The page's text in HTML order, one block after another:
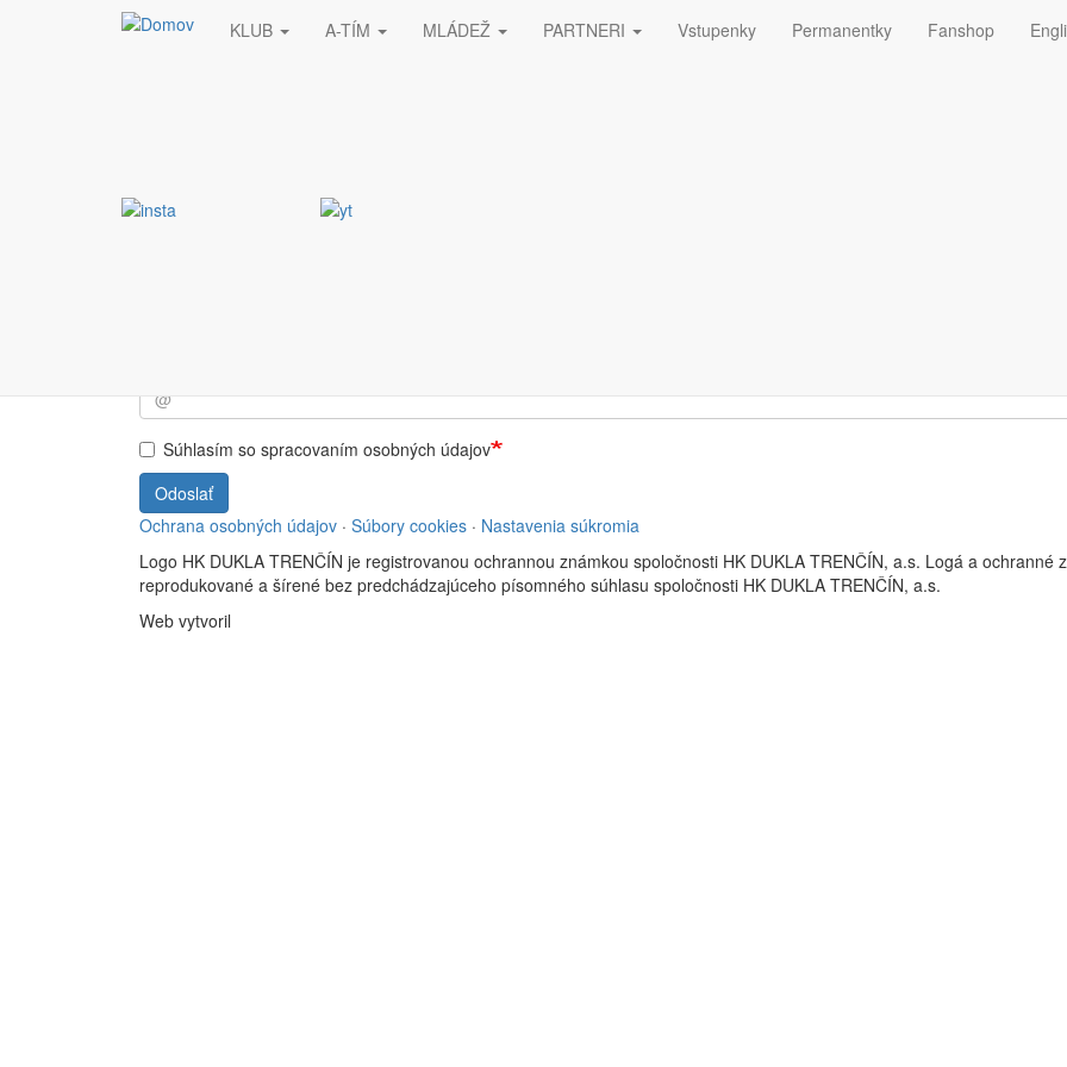
KLUB A-TÍM MLÁDEŽ PARTNERI Vstupenky Permanentky Fanshop
Vyžiadaná stránka nebola nájdená.
Súhlasím so spracovaním osobných údajov
Odoslať
Ochrana osobných údajov · Súbory cookies · Nastavenia súkromia
Logo HK DUKLA TRENČÍN je registrovanou ochrannou známkou spoločnosti HK DUKLA TRENČÍN, a.s. Logá a ochranné
reprodukované a šírené bez predchádzajúceho písomného súhlasu spoločnosti HK DUKLA TRENČÍN, a.s.
Web vytvoril